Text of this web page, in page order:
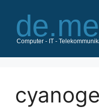
Inhalt
springen